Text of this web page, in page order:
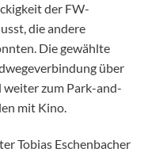
der FW-
die andere
Die gewählte
über
weiter zum Park-and-
mit Kino.
Tobias Eschenbacher